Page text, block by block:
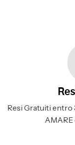
Resi Gratuiti